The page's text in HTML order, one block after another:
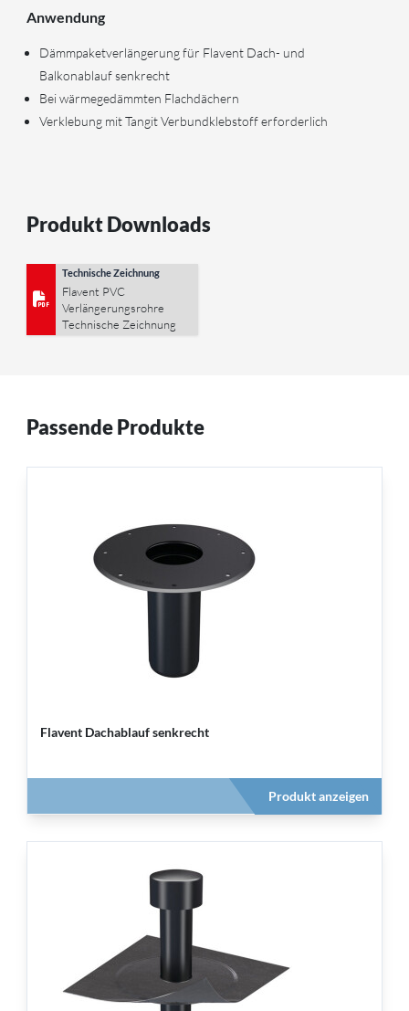
Anwendung
Dämmpaketverlängerung für Flavent Dach- und
Balkonablauf senkrecht
Bei wärmegedämmten Flachdächern
Verklebung mit Tangit Verbundklebstoff erforderlich
Produkt Downloads
Technische Zeichnung
Flavent PVC
Verlängerungsrohre
Technische Zeichnung
Passende Produkte
Flavent Dachablauf senkrecht
Produkt anzeigen